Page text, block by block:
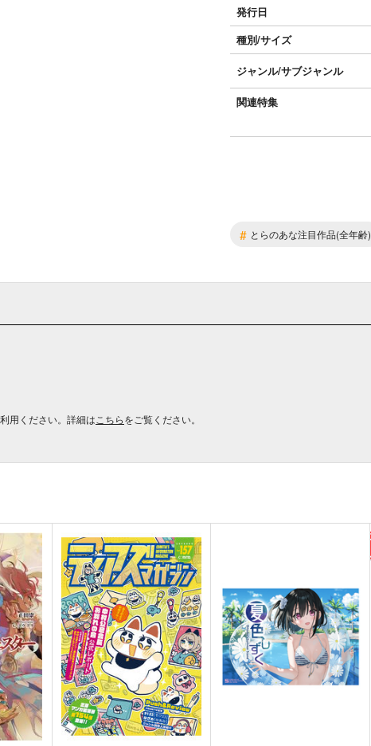
発行日
種別/サイズ
ジャンル/サブジャンル
関連特集
# とらのあな注目作品(全年齢)
用ください。詳細は こちらをご覧ください。